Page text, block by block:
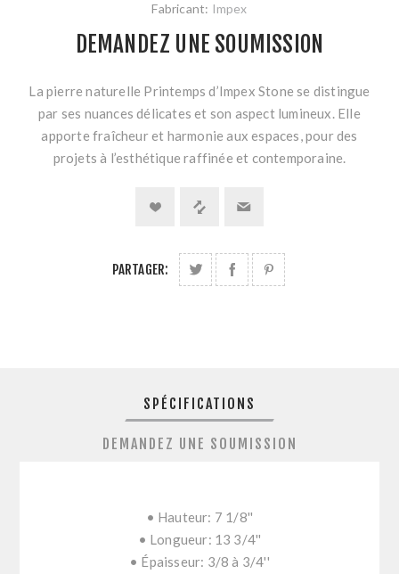
Fabricant: Impex
DEMANDEZ UNE SOUMISSION
La pierre naturelle Printemps d’Impex Stone se distingue
par ses nuances délicates et son aspect lumineux. Elle
apporte fraîcheur et harmonie aux espaces, pour des
projets à l’esthétique raffinée et contemporaine.
PARTAGER:
SPÉCIFICATIONS
DEMANDEZ UNE SOUMISSION
• Hauteur: 7 1/8''
• Longueur: 13 3/4''
• Épaisseur: 3/8 à 3/4''